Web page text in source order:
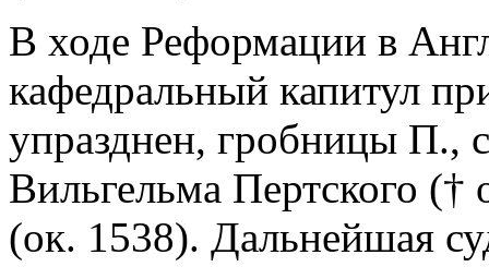
В ходе Реформации в
кафедральный капитул
упразднен, гробницы П.,
Вильгельма Пертского
(ок. 1538). Дальнейшая